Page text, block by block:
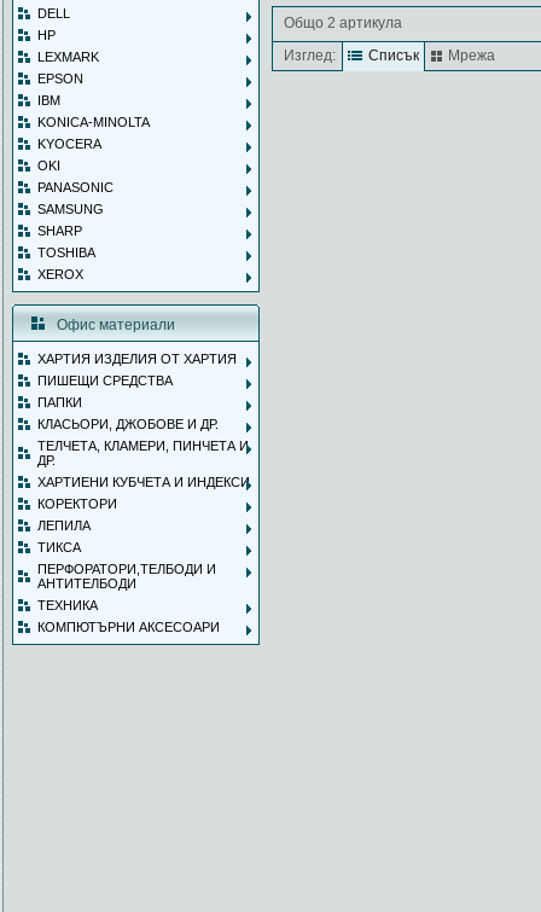
DELL
HP
LEXMARK
EPSON
IBM
KONICA-MINOLTA
KYOCERA
OKI
PANASONIC
SAMSUNG
SHARP
TOSHIBA
XEROX
Офис материали
ХАРТИЯ ИЗДЕЛИЯ ОТ ХАРТИЯ
ПИШЕЩИ СРЕДСТВА
ПАПКИ
КЛАСЬОРИ, ДЖОБОВЕ И ДР.
ТЕЛЧЕТА, КЛАМЕРИ, ПИНЧЕТА И
ДР.
ХАРТИЕНИ КУБЧЕТА И ИНДЕКСИ
КОРЕКТОРИ
ЛЕПИЛА
ТИКСА
ПЕРФОРАТОРИ,ТЕЛБОДИ И
АНТИТЕЛБОДИ
ТЕХНИКА
КОМПЮТЪРНИ АКСЕСОАРИ
Общо 2 артикула
Изглед:
Списък Мрежа